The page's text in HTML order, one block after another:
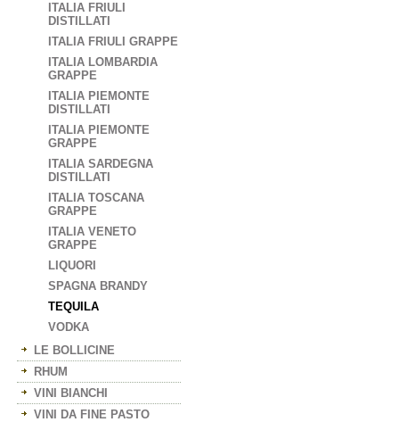
ITALIA FRIULI
DISTILLATI
ITALIA FRIULI GRAPPE
ITALIA LOMBARDIA
GRAPPE
ITALIA PIEMONTE
DISTILLATI
ITALIA PIEMONTE
GRAPPE
ITALIA SARDEGNA
DISTILLATI
ITALIA TOSCANA
GRAPPE
ITALIA VENETO
GRAPPE
LIQUORI
SPAGNA BRANDY
TEQUILA
VODKA
LE BOLLICINE
RHUM
VINI BIANCHI
VINI DA FINE PASTO